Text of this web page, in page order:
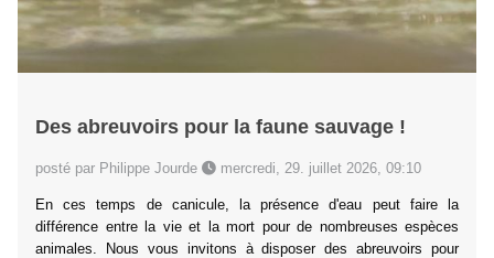
Des abreuvoirs pour la faune sauvage !
posté par Philippe Jourde mercredi, 29. juillet 2026, 09:10
En ces temps de canicule, la présence d'eau peut faire la
différence entre la vie et la mort pour de nombreuses espèces
animales. Nous vous invitons à disposer des abreuvoirs pour